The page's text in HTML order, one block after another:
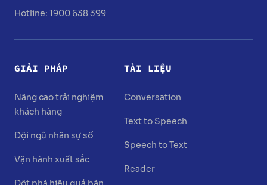
Hotline: 1900 638 399
GIẢI PHÁP
Nâng cao trải nghiệm
khách hàng
Đội ngũ nhân sự số
Vận hành xuất sắc
TÀI LIỆU
Conversation
Text to Speech
Speech to Text
Reader